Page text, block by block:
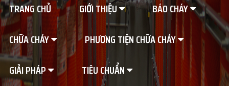
TRANG CHỦ GIỚI THIỆU
BÁO CHÁY
CHỮA CHÁY
PHƯƠNG TIỆN CHỮA CHÁY
GIẢI PHÁP
TIÊU CHUẨN